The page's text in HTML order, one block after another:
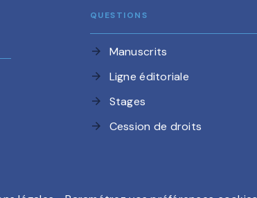
QUESTIONS
arrow_forward Manuscrits
arrow_forward Ligne éditoriale
arrow_forward Stages
arrow_forward Cession de droits